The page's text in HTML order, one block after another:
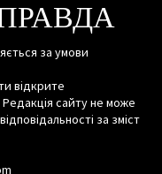
за умови
відкрите
сайту не може
за зміст